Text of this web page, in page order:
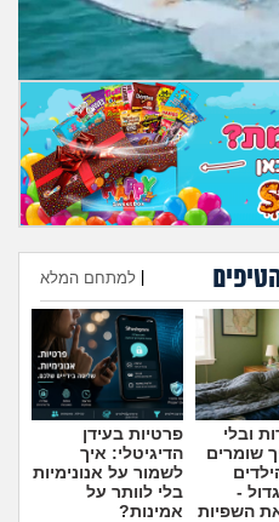
חיות מחמד
יוקר המחיה
גאווה
למתחם המלא
הוספת טיפ
ובלי
שומרים
-
השפיות
פרטיות בעידן
הדיגיטלי: איך
לשמור על אנונימיות
בלי לוותר על
אמינות?